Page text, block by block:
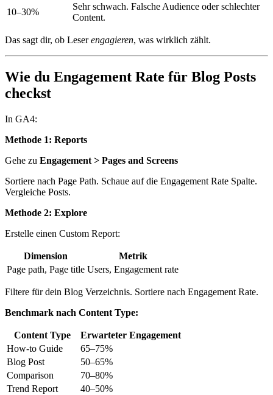
10–30%
Sehr schwach. Falsche Audience oder schlechter
Content.
Das sagt dir, ob Leserengagieren, was wirklich zählt.
Wie du Engagement Rate für Blog Posts
checkst
In GA4:
Methode 1: Reports
Gehe zu Engagement > Pages and Screens
Sortiere nach Page Path. Schaue auf die Engagement Rate Spalte.
Vergleiche Posts.
Methode 2: Explore
Erstelle einen Custom Report:
Dimension
Metrik
Page path, Page title Users, Engagement rate
Filtere für dein Blog Verzeichnis. Sortiere nach Engagement Rate.
Benchmark nach Content Type:
Content Type
Erwarteter Engagement
How-to Guide
65–75%
Blog Post
50–65%
Comparison
70–80%
Trend Report
40–50%